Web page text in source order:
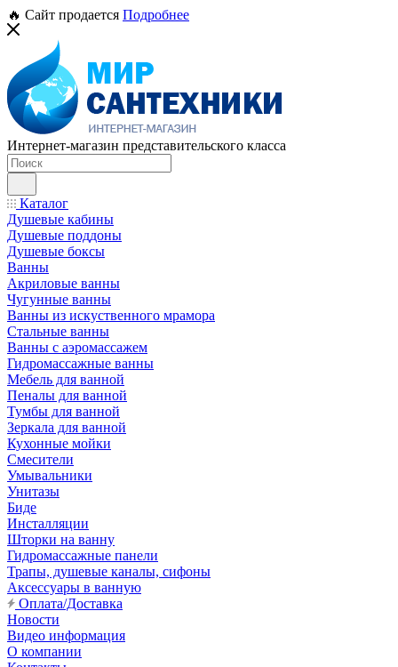
🔥 Сайт продается Подробнее
Интернет-магазин представительского класса
Каталог
Душевые кабины
Душевые поддоны
Душевые боксы
Ванны
Акриловые ванны
Чугунные ванны
Ванны из искуственного мрамора
Стальные ванны
Ванны с аэромассажем
Гидромассажные ванны
Мебель для ванной
Пеналы для ванной
Тумбы для ванной
Зеркала для ванной
Кухонные мойки
Смесители
Умывальники
Унитазы
Биде
Инсталляции
Шторки на ванну
Гидромассажные панели
Трапы, душевые каналы, сифоны
Аксессуары в ванную
Оплата/Доставка
Новости
Видео информация
О компании